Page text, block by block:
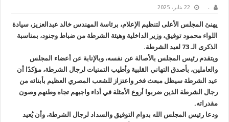
. 22 يناير، 2025
يهنئ المجلس الأعلى لتنظيم الإعلام، برئاسة المهندس خالد عبدالعزيز، سيادة
اللواء محمود توفيق، وزير الداخلية وهيئة الشرطة من ضباط وجنود، بمناسبة
الذكرى الـ 73 لعيد الشرطة.
ويتقدم رئيس المجلس بالأصالة عن نفسه، وبالإنابة عن أعضاء المجلس
والعاملين، بأصدق التهاني القلبية وأطيب التمنيات لرجال الشرطة، مؤكدًا أن
عيد الشرطة سيظل مبعث فخر واعتزاز للشعب المصري العظيم بأبنائه من
رجال الشرطة الذين ضربوا أروع الأمثلة في أداء واجبهم تجاه وطنهم وصون
مقدراته.
ودعا رئيس المجلس الله بدوام التوفيق والسداد لرجال الشرطة، وأن يُعيد